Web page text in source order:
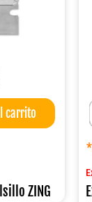
carrito
ZING